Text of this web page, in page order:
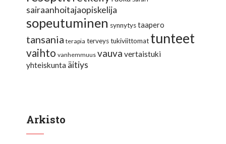
sairaanhoitajaopiskelija
sopeutuminen synnytys taapero
tansania terapia terveys tukiviittomat tunteet
vaihto vanhemmuus vauva vertaistuki
yhteiskunta äitiys
Arkisto